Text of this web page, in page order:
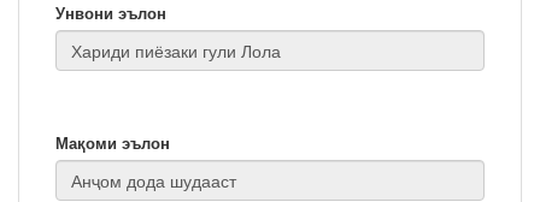
Унвони эълон
Мақоми эълон